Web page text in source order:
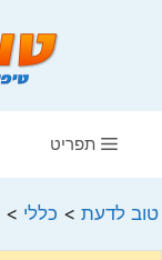
תפריט
טוב לדעת > כללי >